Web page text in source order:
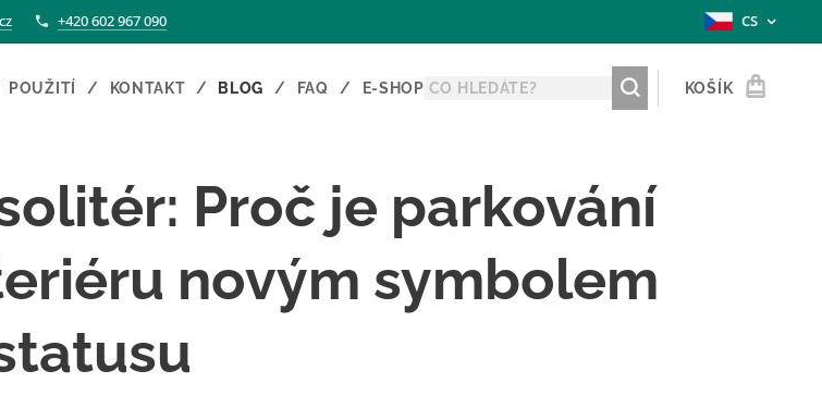
+420 602 967 090 CS
POUŽITÍ KONTAKT BLOG FAQ E-SHOP KOŠÍK
Proč je parkování
novým symbolem